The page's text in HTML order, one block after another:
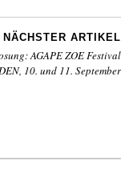
NÄCHSTER ARTIKEL
AGAPE ZOE Festival
10. und 11. September